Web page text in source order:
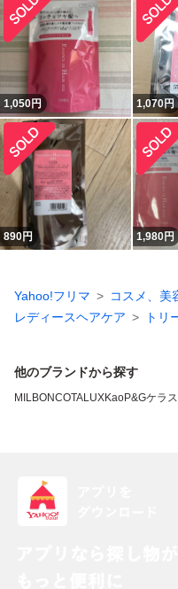
1,050円 1,070円
890円 1,980円
Yahoo!フリマ
コスメ、美
レディースヘアケア
トリ
他のブランドから探す
MILBONCOTALUXKaoP&Gケラ